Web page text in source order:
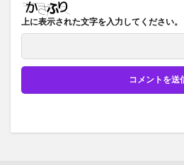
上に表示された文字を入力してください。